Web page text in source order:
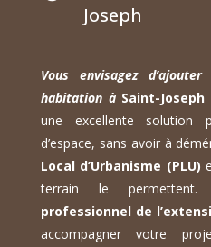
Joseph
Vous envisagez
habitation à Saint-Joseph
une excellente solution
d’espace, sans avoir à
Local d’Urbanisme (PLU)
terrain le
professionnel de
accompagner votre